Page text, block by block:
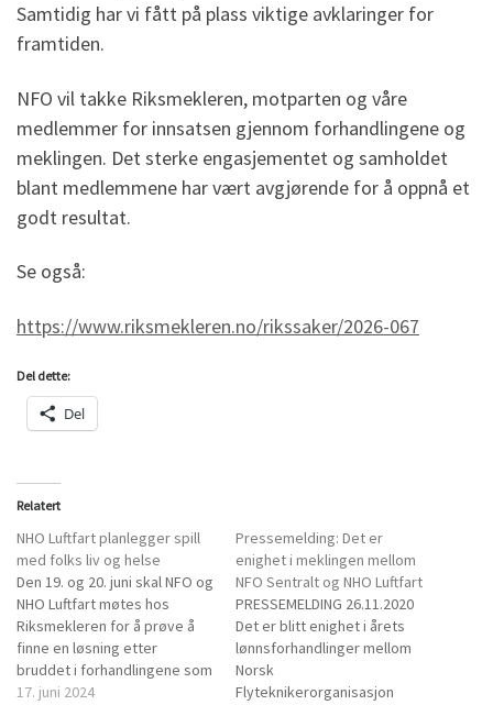
Samtidig har vi fått på plass viktige avklaringer for
framtiden.
NFO vil takke Riksmekleren, motparten og våre
medlemmer for innsatsen gjennom forhandlingene og
meklingen. Det sterke engasjementet og samholdet
blant medlemmene har vært avgjørende for å oppnå et
godt resultat.
Se også:
https://www.riksmekleren.no/rikssaker/2026-067
Del dette:
Del
Relatert
NHO Luftfart planlegger spill
med folks liv og helse
Den 19. og 20. juni skal NFO og
NHO Luftfart møtes hos
Riksmekleren for å prøve å
finne en løsning etter
bruddet i forhandlingene som
ble gjennomført i mai. Etter
17. juni 2024
Pressemelding: Det er
enighet i meklingen mellom
NFO Sentralt og NHO Luftfart
PRESSEMELDING 26.11.2020
Det er blitt enighet i årets
lønnsforhandlinger mellom
Norsk
Flyteknikerorganisasjon